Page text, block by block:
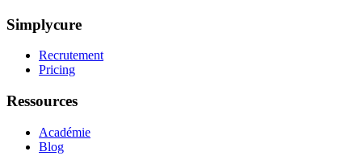
Simplycure
Recrutement
Pricing
Ressources
Académie
Blog